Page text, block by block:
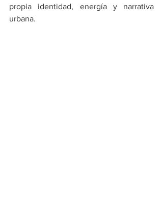
propia identidad, energía y narrativa
urbana.